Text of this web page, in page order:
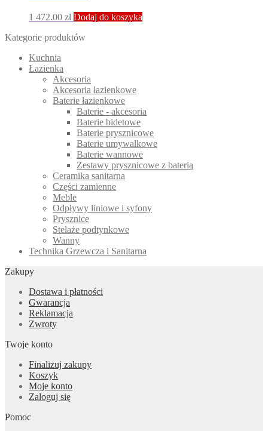
1 472.00 zł Dodaj do koszyka
Kategorie produktów
Kuchnia
Łazienka
Akcesoria
Akcesoria łazienkowe
Baterie łazienkowe
Baterie - akcesoria
Baterie bidetowe
Baterie prysznicowe
Baterie umywalkowe
Baterie wannowe
Zestawy prysznicowe z baterią
Ceramika sanitarna
Części zamienne
Meble
Odpływy liniowe i syfony
Prysznice
Stelaże podtynkowe
Wanny
Technika Grzewcza i Sanitarna
Zakupy
Dostawa i płatności
Gwarancja
Reklamacja
Zwroty
Twoje konto
Finalizuj zakupy
Koszyk
Moje konto
Zaloguj się
Pomoc